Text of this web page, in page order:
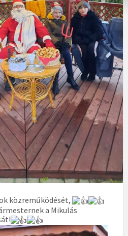
közreműködését,
a Mikulás